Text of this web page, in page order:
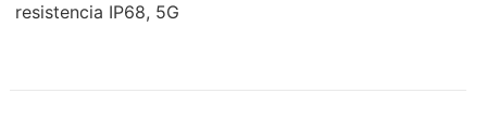
resistencia IP68, 5G